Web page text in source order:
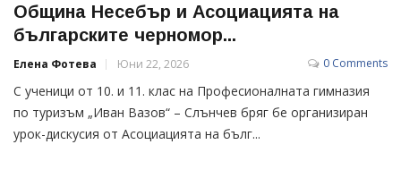
Община Несебър и Асоциацията на
българските черномор...
Елена Фотева Юни 22, 2026 0 Comments
С ученици от 10. и 11. клас на Професионалната гимназия
по туризъм „Иван Вазов“ – Слънчев бряг бе организиран
урок-дискусия от Асоциацията на бълг...